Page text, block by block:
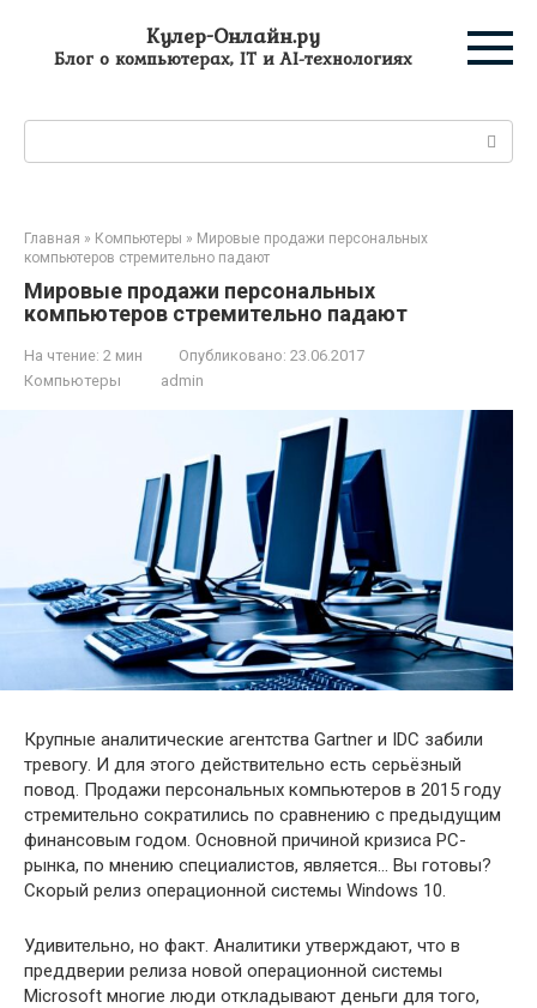
контенту
Кулер-Онлайн.ру
Блог о компьютерах, IT и AI-технологиях
Поиск:
Главная » Компьютеры » Мировые продажи персональных
компьютеров стремительно падают
Мировые продажи персональных
компьютеров стремительно падают
На чтение: 2 мин Опубликовано: 23.06.2017
Компьютеры
admin
Крупные аналитические агентства Gartner и IDC забили
тревогу. И для этого действительно есть серьёзный
повод. Продажи персональных компьютеров в 2015 году
стремительно сократились по сравнению с предыдущим
финансовым годом. Основной причиной кризиса PC-
рынка, по мнению специалистов, является… Вы готовы?
Скорый релиз операционной системы Windows 10.
Удивительно, но факт. Аналитики утверждают, что в
преддверии релиза новой операционной системы
Microsoft многие люди откладывают деньги для того,